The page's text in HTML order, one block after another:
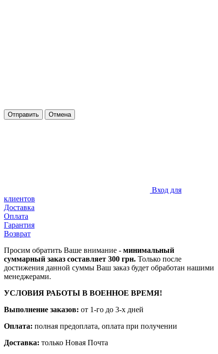
Отправить Отмена
Вход для
клиентов
Доставка
Оплата
Гарантия
Возврат
Просим обратить Ваше внимание - минимальный
суммарный заказ составляет 300 грн. Только после
достижения данной суммы Ваш заказ будет обработан нашими
менеджерами.
УСЛОВИЯ РАБОТЫ В ВОЕННОЕ ВРЕМЯ!
Выполнение заказов: от 1-го до 3-х дней
Оплата: полная предоплата, оплата при получении
Доставка: только Новая Почта